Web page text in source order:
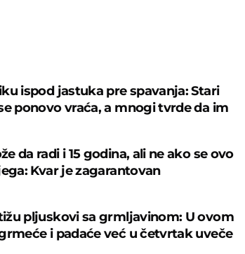
ispod jastuka pre spavanja: Stari
ponovo vraća, a mnogi tvrde da im
da radi i 15 godina, ali ne ako se ovo
Kvar je zagarantovan
pljuskovi sa grmljavinom: U ovom
i padaće već u četvrtak uveče